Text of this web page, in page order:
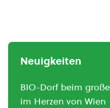
Neuigkeiten
BIO-Dorf beim
im Herzen von Wien